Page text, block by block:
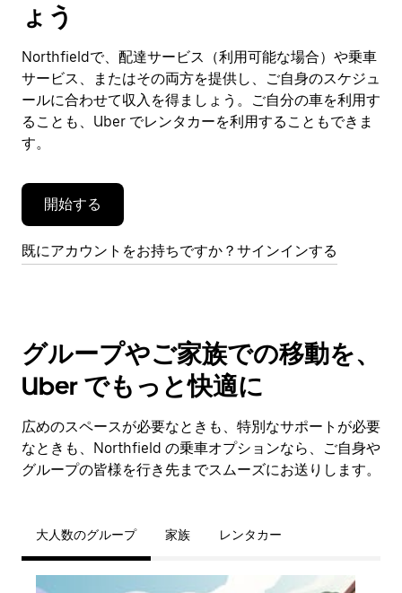
ン
ー
を
閉
じ
ま
す。
ょう
Northfieldで、配達サービス（利用可能な場合）や乗車
サービス、またはその両方を提供し、ご自身のスケジュ
ールに合わせて収入を得ましょう。ご自分の車を利用す
ることも、Uber でレンタカーを利用することもできま
す。
開始する
既にアカウントをお持ちですか？サインインする
グループやご家族での移動を、
Uber でもっと快適に
広めのスペースが必要なときも、特別なサポートが必要
なときも、Northfield の乗車オプションなら、ご自身や
グループの皆様を行き先までスムーズにお送りします。
大人数のグループ 家族 レンタカー